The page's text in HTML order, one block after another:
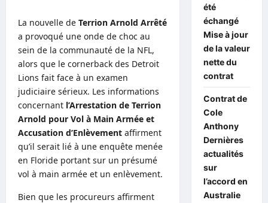
La nouvelle de Terrion Arnold Arrêté
a provoqué une onde de choc au
sein de la communauté de la NFL,
alors que le cornerback des Detroit
Lions fait face à un examen
judiciaire sérieux. Les informations
concernant l’Arrestation de Terrion
Arnold pour Vol à Main Armée et
Accusation d’Enlèvement affirment
qu’il serait lié à une enquête menée
en Floride portant sur un présumé
vol à main armée et un enlèvement.
Bien que les procureurs affirment
été
échangé
Mise à jour
de la valeur
nette du
contrat
Contrat de
Cole
Anthony
Dernières
actualités
sur
l’accord en
Australie